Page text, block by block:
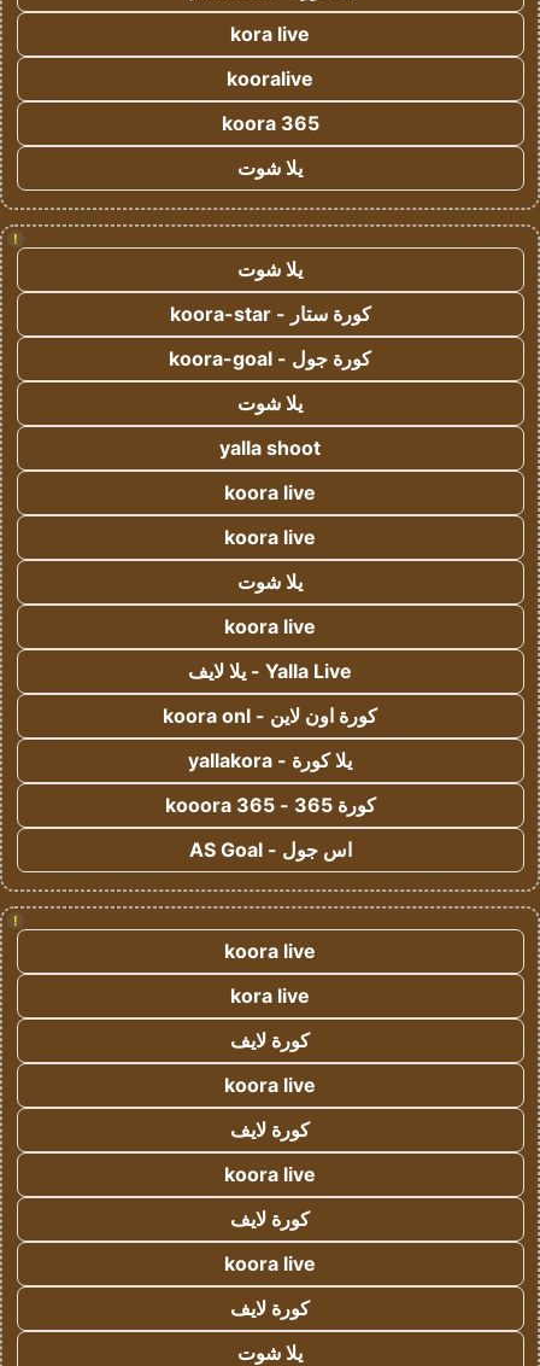
kora live
kooralive
koora 365
يلا شوت
!
يلا شوت
كورة ستار - koora-star
كورة جول - koora-goal
يلا شوت
yalla shoot
koora live
koora live
يلا شوت
koora live
Yalla Live - يلا لايف
كورة اون لاين - koora onl
يلا كورة - yallakora
كورة 365 - kooora 365
اس جول - AS Goal
!
koora live
kora live
كورة لايف
koora live
كورة لايف
koora live
كورة لايف
koora live
كورة لايف
يلا شوت